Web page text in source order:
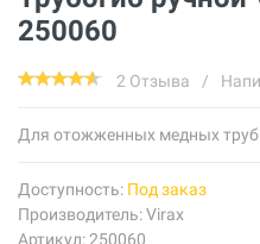
250060
2 Отзыва /
Для отожженных медных
Доступность: Под заказ
Производитель:Virax
Артикул: 250060